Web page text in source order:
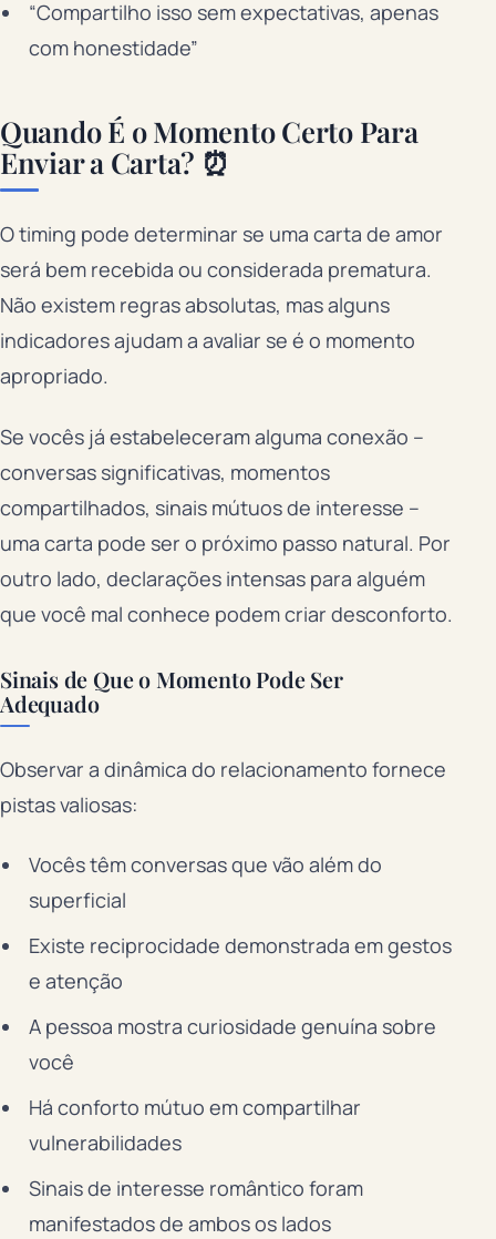
“Compartilho isso sem expectativas, apenas
com honestidade”
Quando É o Momento Certo Para
Enviar a Carta? ⏰
O timing pode determinar se uma carta de amor
será bem recebida ou considerada prematura.
Não existem regras absolutas, mas alguns
indicadores ajudam a avaliar se é o momento
apropriado.
Se vocês já estabeleceram alguma conexão –
conversas significativas, momentos
compartilhados, sinais mútuos de interesse –
uma carta pode ser o próximo passo natural. Por
outro lado, declarações intensas para alguém
que você mal conhece podem criar desconforto.
Sinais de Que o Momento Pode Ser
Adequado
Observar a dinâmica do relacionamento fornece
pistas valiosas:
Vocês têm conversas que vão além do
superficial
Existe reciprocidade demonstrada em gestos
e atenção
A pessoa mostra curiosidade genuína sobre
você
Há conforto mútuo em compartilhar
vulnerabilidades
Sinais de interesse romântico foram
manifestados de ambos os lados